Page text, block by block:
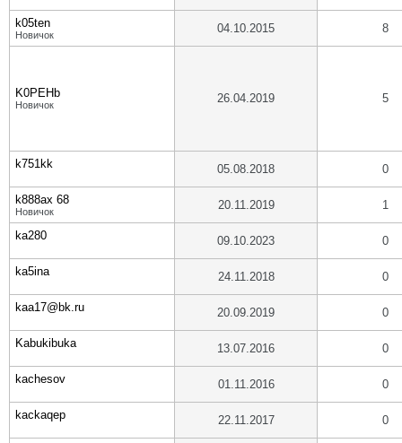
k05ten
Новичок 04.10.2015 8
K0PEHb
Новичок 26.04.2019 5
k751kk 05.08.2018 0
k888ax 68
Новичок 20.11.2019 1
ka280 09.10.2023 0
ka5ina 24.11.2018 0
kaa17@bk.ru 20.09.2019 0
Kabukibuka 13.07.2016 0
kachesov 01.11.2016 0
kackaqep 22.11.2017 0